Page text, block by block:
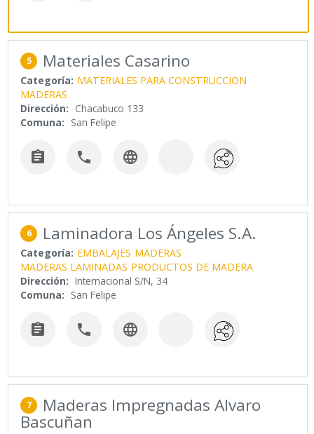
5 Materiales Casarino
Categoría: MATERIALES PARA CONSTRUCCION
MADERAS
Dirección: Chacabuco 133
Comuna: San Felipe
  
6 Laminadora Los Ángeles S.A.
Categoría: EMBALAJES MADERAS
MADERAS LAMINADAS PRODUCTOS DE MADERA
Dirección: Internacional S/N, 34
Comuna: San Felipe
  
7 Maderas Impregnadas Alvaro
Bascuñan